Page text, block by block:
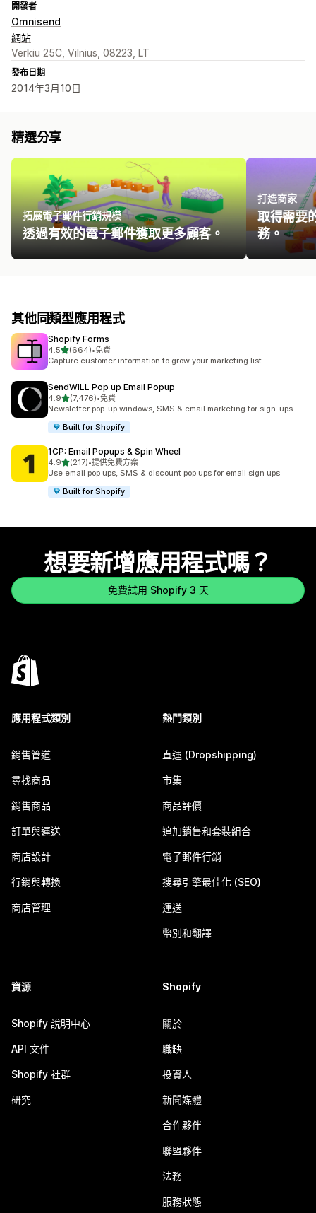
開發者
Omnisend
網站
Verkiu 25C, Vilnius, 08223, LT
發布日期
2014年3月10日
精選分享
拓展電子郵件行銷規模
透過有效的電子郵件獲取更多顧客。
打造商家
取得需要
務。
其他同類型應用程式
Shopify Forms
4.5滿分 5 顆星
(664)
共有 664 則評價
•免費
Capture customer information to grow your marketing list
SendWILL Pop up Email Popup
4.9滿分 5 顆星
(7,476)
共有 7476 則評價
•免費
Newsletter pop-up windows, SMS & email marketing for sign-ups
Built for Shopify
1CP: Email Popups & Spin Wheel
4.9滿分 5 顆星
(217)
共有 217 則評價
•提供免費方案
Use email pop ups, SMS & discount pop ups for email sign ups
Built for Shopify
想要新增應用程式嗎？
免費試用 Shopify 3 天
應用程式類別
銷售管道
尋找商品
銷售商品
訂單與運送
商店設計
行銷與轉換
商店管理
熱門類別
直運 (Dropshipping)
市集
商品評價
追加銷售和套裝組合
電子郵件行銷
搜尋引擎最佳化 (SEO)
運送
幣別和翻譯
資源
Shopify 說明中心
API 文件
Shopify 社群
研究
Shopify
關於
職缺
投資人
新聞媒體
合作夥伴
聯盟夥伴
法務
服務狀態